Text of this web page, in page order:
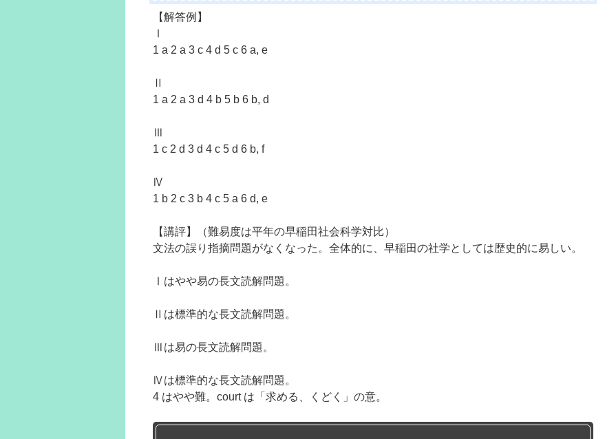
【解答例】
Ⅰ
1 a 2 a 3 c 4 d 5 c 6 a, e
Ⅱ
1 a 2 a 3 d 4 b 5 b 6 b, d
Ⅲ
1 c 2 d 3 d 4 c 5 d 6 b, f
Ⅳ
1 b 2 c 3 b 4 c 5 a 6 d, e
【講評】（難易度は平年の早稲田社会科学対比）
文法の誤り指摘問題がなくなった。全体的に、早稲田の社学としては歴史的に易しい。
Ⅰはやや易の長文読解問題。
Ⅱは標準的な長文読解問題。
Ⅲは易の長文読解問題。
Ⅳは標準的な長文読解問題。
4 はやや難。court は「求める、くどく」の意。